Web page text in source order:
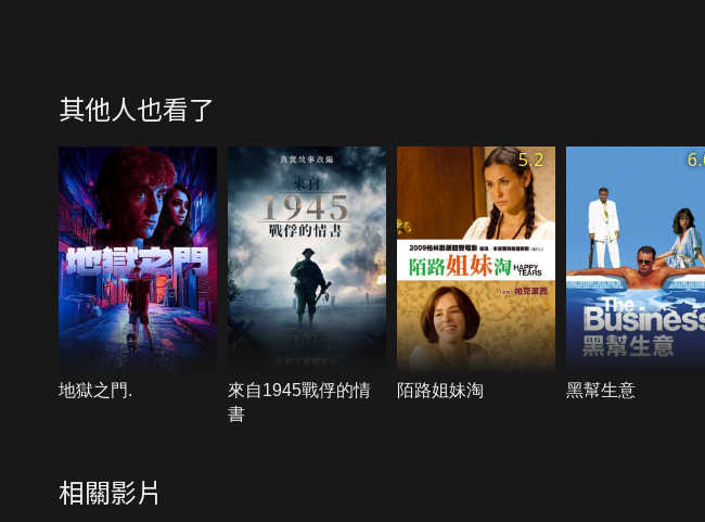
其他人也看了
地獄之門.
來自1945戰俘的情
書
5.2
陌路姐妹淘 黑幫生意
相關影片